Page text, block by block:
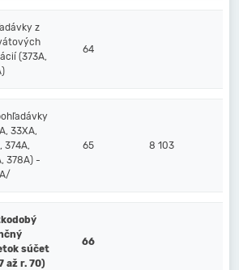
z
(373A,
64
33XA,
374A,
378A) -
65 8 103
súčet
až r. 70)
66